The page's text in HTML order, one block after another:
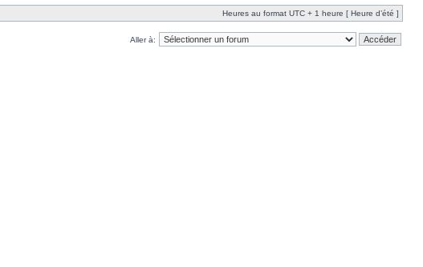
Heures au format UTC + 1 heure [ Heure d’été ]
Aller à: